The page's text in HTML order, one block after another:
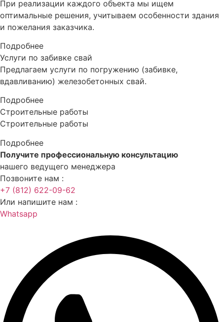
При реализации каждого объекта мы ищем
оптимальные решения, учитываем особенности здания
и пожелания заказчика.
Подробнее
Услуги по забивке свай
Предлагаем услуги по погружению (забивке,
вдавливанию) железобетонных свай.
Подробнее
Строительные работы
Строительные работы
Подробнее
Получите профессиональную консультацию
нашего ведущего менеджера
Позвоните нам :
+7 (812) 622-09-62
Или напишите нам :
Whatsapp